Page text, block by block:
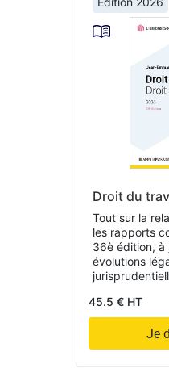
Droit du
Tout sur la
les rapports
36è édition, à
évolutions
45.5 € HT
Je